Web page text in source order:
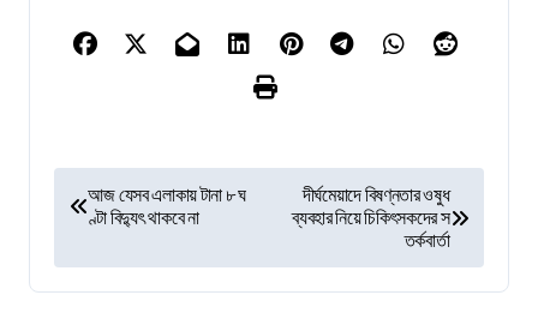
s
আজ যেসব এলাকায় টানা ৮ ঘ
ণ্টা বিদ্যুৎ থাকবে না
দীর্ঘমেয়াদে বিষণ্নতার ওষুধ
ব্যবহার নিয়ে চিকিৎসকদের স
তর্কবার্তা